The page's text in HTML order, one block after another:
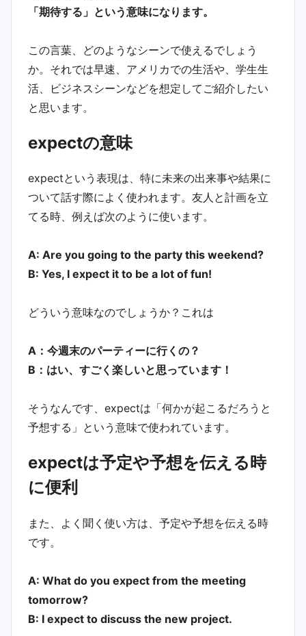
「期待する」という意味になります。
この言葉、どのようなシーンで使えるでしょう
か。それでは早速、アメリカでの生活や、学生生
活、ビジネスシーンなどを想定してご紹介したい
と思います。
expectの意味
expectという表現は、特に未来の出来事や結果に
ついて話す際によく使われます。友人と計画を立
てる時、例えば次のように使います。
A: Are you going to the party this weekend?
B: Yes, I expect it to be a lot of fun!
どういう意味なのでしょうか？これは
A：今週末のパーティーに行くの？
B：はい、すごく楽しいと思っています！
そうなんです、expectは「何かが起こるだろうと
予想する」という意味で使われています。
expectは予定や予想を伝える時
に便利
また、よく聞く使い方は、予定や予想を伝える時
です。
A: What do you expect from the meeting
tomorrow?
B: I expect to discuss the new project.